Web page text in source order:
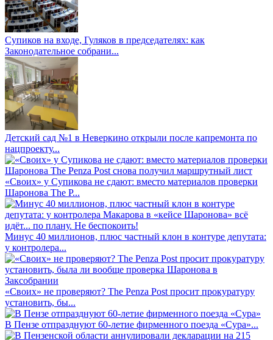
Супиков на входе, Гуляков в председателях: как
Законодательное собрани...
Детский сад №1 в Неверкино открыли после капремонта по
нацпроекту...
«Своих» у Супикова не сдают: вместо материалов проверки
Шаронова The P...
Минус 40 миллионов, плюс частный клон в контуре депутата:
у контролера...
«Своих» не проверяют? The Penza Post просит прокуратуру
установить, бы...
В Пензе отпразднуют 60-летие фирменного поезда «Сура»...